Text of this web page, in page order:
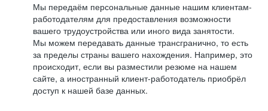
Мы передаём персональные данные нашим клиентам-
работодателям для предоставления возможности
вашего трудоустройства или иного вида занятости.
Мы можем передавать данные трансгранично, то есть
за пределы страны вашего нахождения. Например, это
происходит, если вы разместили резюме на нашем
сайте, а иностранный клиент-работодатель приобрёл
доступ к нашей базе данных.